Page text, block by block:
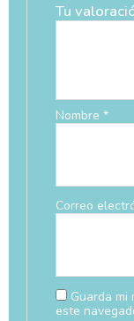
Tu
Nombre *
Correo
Guarda mi
este